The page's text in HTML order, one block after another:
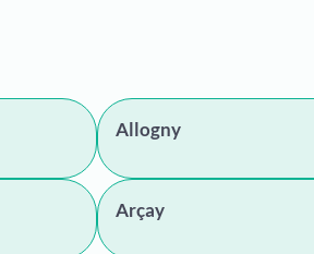
Allogny
Arçay